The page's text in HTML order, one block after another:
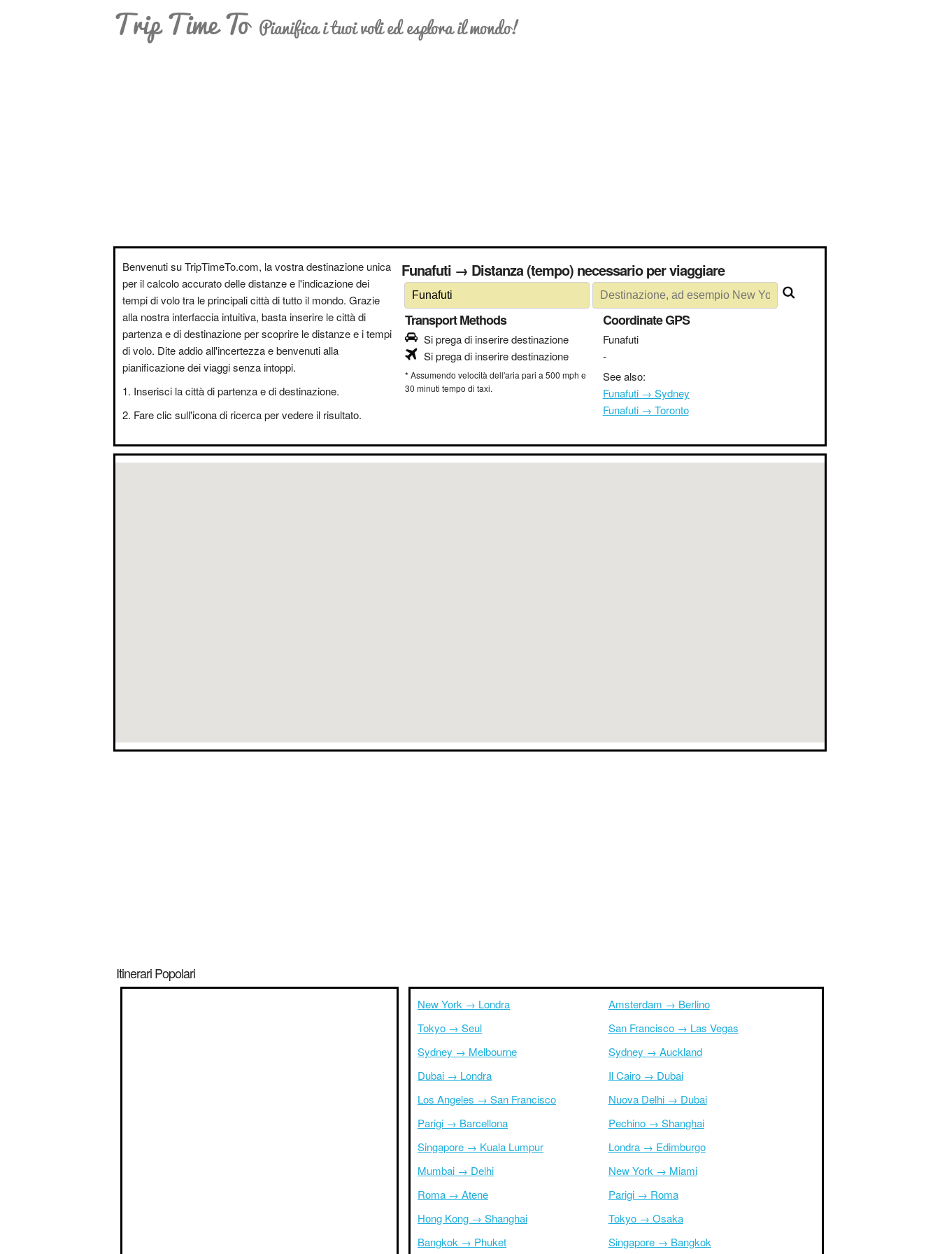
Trip Time To Pianifica i tuoi voli ed esplora il mondo!
Benvenuti su TripTimeTo.com, la vostra destinazione unica
per il calcolo accurato delle distanze e l'indicazione dei
tempi di volo tra le principali città di tutto il mondo. Grazie
alla nostra interfaccia intuitiva, basta inserire le città di
partenza e di destinazione per scoprire le distanze e i tempi
di volo. Dite addio all'incertezza e benvenuti alla
pianificazione dei viaggi senza intoppi.
Inserisci la città di partenza e di destinazione.
Fare clic sull'icona di ricerca per vedere il risultato.
Funafuti → Distanza (tempo) necessario per viaggiare
Transport Methods
Si prega di inserire destinazione
Si prega di inserire destinazione
* Assumendo velocità dell'aria pari a 500 mph e
30 minuti tempo di taxi.
Coordinate GPS
Funafuti
-
See also:
Funafuti → Sydney
Funafuti → Toronto
Itinerari Popolari
New York → Londra
Tokyo → Seul
Sydney → Melbourne
Dubai → Londra
Los Angeles → San Francisco
Parigi → Barcellona
Singapore → Kuala Lumpur
Mumbai → Delhi
Roma → Atene
Hong Kong → Shanghai
Bangkok → Phuket
Amsterdam → Berlino
San Francisco → Las Vegas
Sydney → Auckland
Il Cairo → Dubai
Nuova Delhi → Dubai
Pechino → Shanghai
Londra → Edimburgo
New York → Miami
Parigi → Roma
Tokyo → Osaka
Singapore → Bangkok